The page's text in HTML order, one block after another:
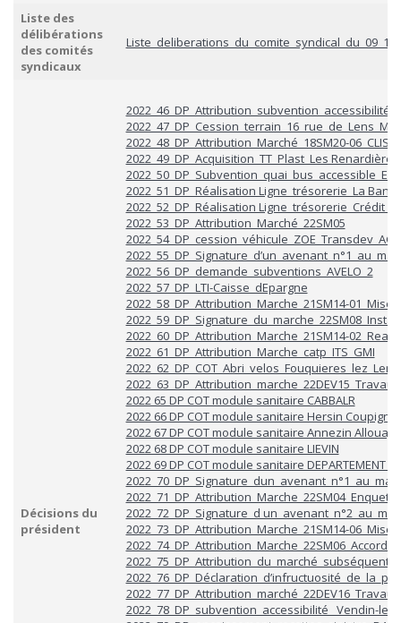
Liste des
délibérations
des comités
syndicaux
Décisions du
président
2022_48_DP_Attribution_Marché_18SM20-
2022_49_DP_Acquisition_TT_Plast_Les
2022_51_DP_Réalisation Ligne_trésorerie_La
2022_52_DP_Réalisation
2022_53_DP_Attribution_Marché_22SM05
2022_54_DP_cession_véhicule_ZOE_Transdev_AG
2022_56_DP_demande_subventions_AVELO_2
2022_57_DP_LTI-Caisse_dEpargne
2022_58_DP_Attribution_Marche_21SM14-
2022_60_DP_Attribution_Marche_21SM14-
2022_61_DP_Attribution_Marche_catp_ITS_GMI
2022_62_DP_COT_Abri_velos_Fouquieres_lez_Lens
2022 65 DP COT module sanitaire CABBALR
2022 66 DP COT module sanitaire Hersin Coupigny
2022 67 DP COT module sanitaire Annezin
2022 68 DP COT module sanitaire LIEVIN
2022 69 DP COT module sanitaire DEPARTEMENT 62
2022_72_DP_Signature_d
2022_73_DP_Attribution_Marche_21SM14-
2022_78_DP_subvention_accessibilité_ Vendin-le